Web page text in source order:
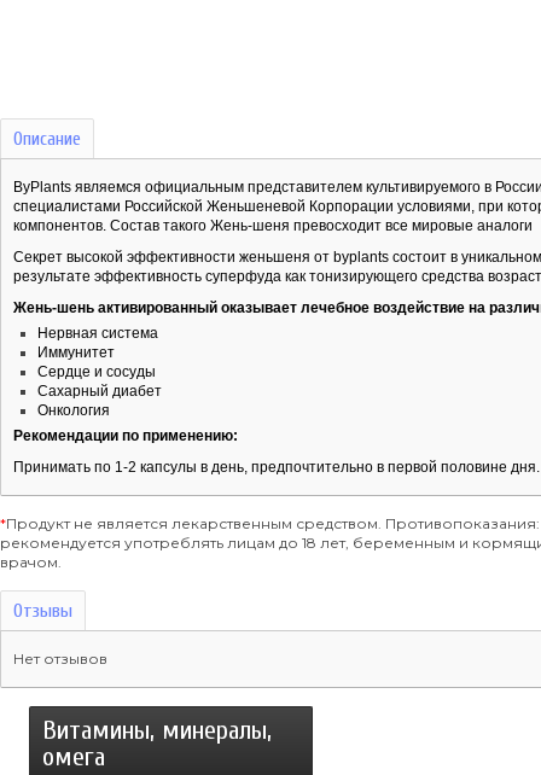
Описание
ByPlants являемся официальным представителем культивируемого в
специалистами Российской Женьшеневой Корпорации условиями, при
компонентов. Состав такого Жень-шеня превосходит все мировые аналоги
Секрет высокой эффективности женьшеня от byplants состоит в
результате эффективность суперфуда как тонизирующего средства
Жень-шень активированный оказывает лечебное воздействие на
Нервная система
Иммунитет
Сердце и сосуды
Сахарный диабет
Онкология
Рекомендации по применению:
Принимать по 1-2 капсулы в день, предпочтительно в первой половине
*Продукт не является лекарственным средством.
рекомендуется употреблять лицам до 18 лет, беременным и
врачом.
Отзывы
Нет отзывов
Витамины, минералы,
омега